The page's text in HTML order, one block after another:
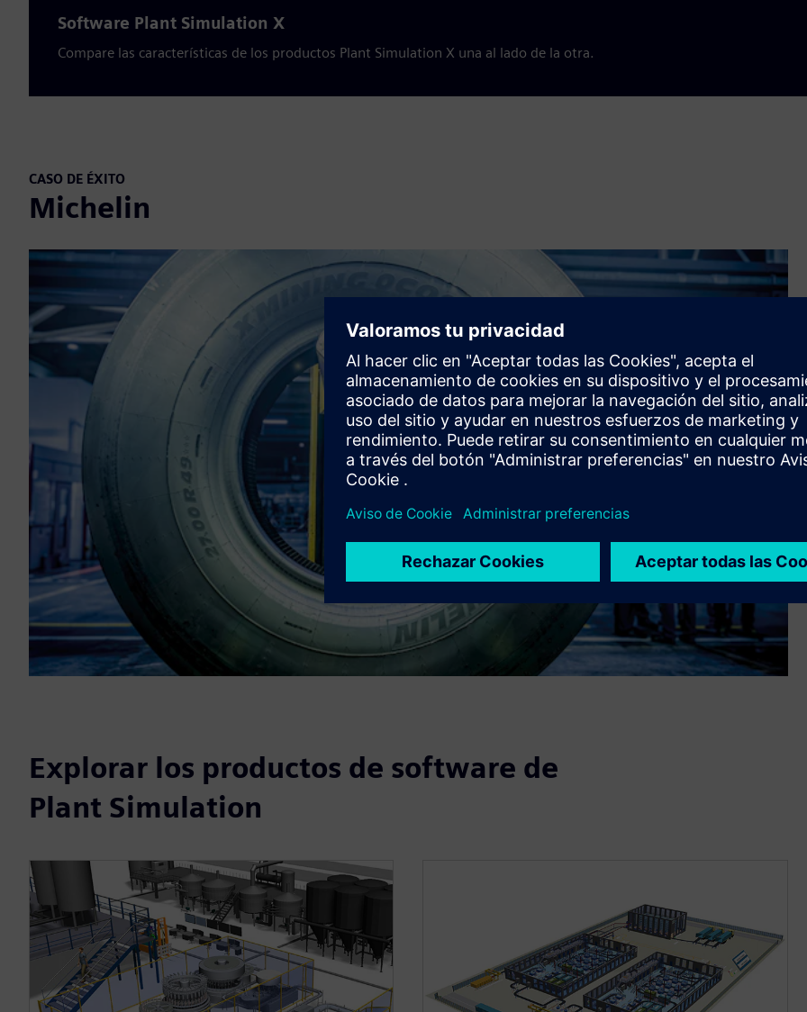
Software Plant Simulation X
Compare las características de los productos Plant Simulation X una al lado de la otra.
CASO DE ÉXITO
Michelin
Explorar los productos de software de
Plant Simulation